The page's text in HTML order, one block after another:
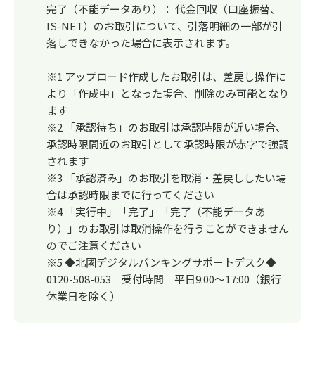
完了（不能データあり）： 代金回収（口座振替、
IS-NET）のお取引について、引落明細の一部が引
落しできなかった場合に表示されます。
※1 アップロード作成したお取引は、差戻し操作に
より「作成中」となった場合、削除のみ可能となり
ます
※2 「承認待ち」のお取引は承認時限が近い場合、
承認時限間近のお取引として承認時限が赤字で強調
されます
※3 「承認済み」のお取引を取消・差戻ししたい場
合は承認時限までに行ってください
※4 「実行中」「完了」「完了（不能データあ
り）」のお取引は取消操作を行うことができません
のでご注意ください
※5 ◆北國デジタルバンキングサポートデスク◆
0120-508-053 受付時間 平日9:00～17:00（銀行
休業日を除く）